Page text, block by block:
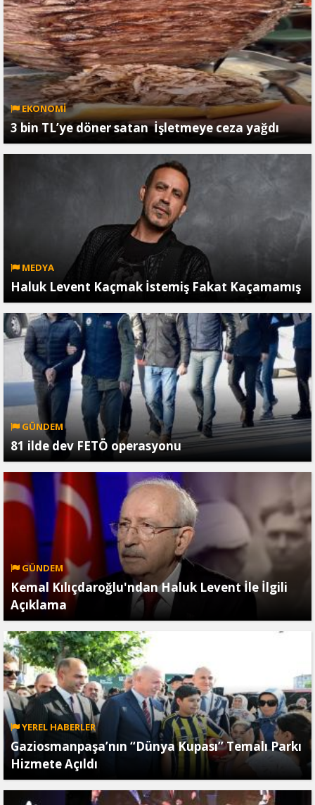
EKONOMİ
3 bin TL’ye döner satan İşletmeye ceza yağdı
MEDYA
Haluk Levent Kaçmak İstemiş Fakat Kaçamamış
GÜNDEM
81 ilde dev FETÖ operasyonu
GÜNDEM
Kemal Kılıçdaroğlu'ndan Haluk Levent İle İlgili
Açıklama
YEREL HABERLER
Gaziosmanpaşa’nın “Dünya Kupası” Temalı Parkı
Hizmete Açıldı